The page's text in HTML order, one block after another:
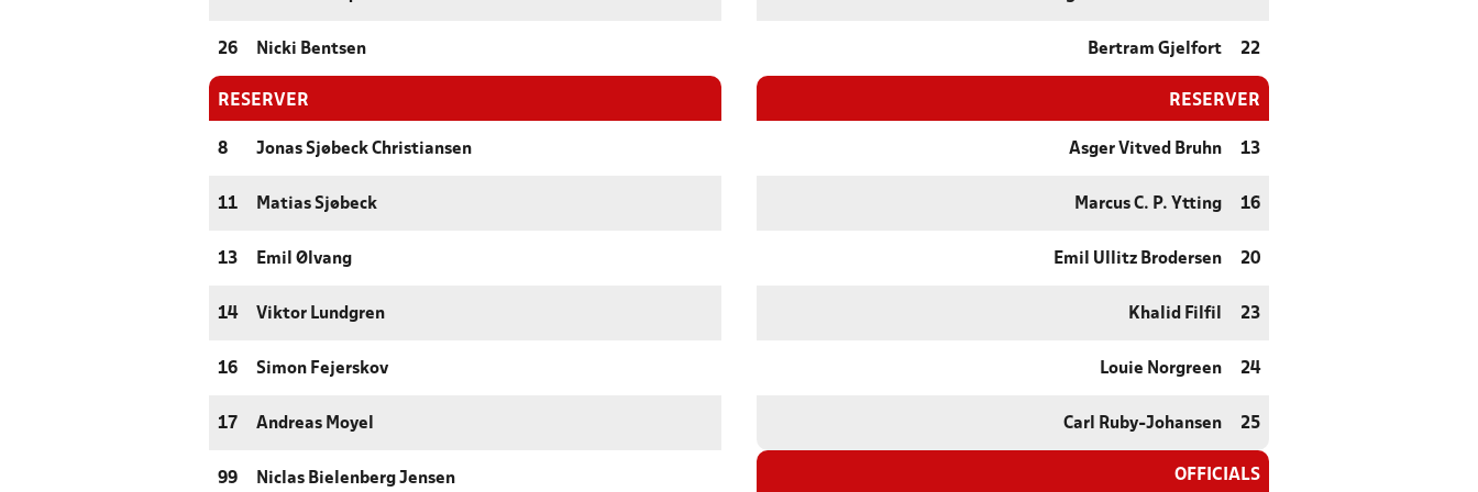
26 Nicki Bentsen
RESERVER
8 Jonas Sjøbeck Christiansen
11 Matias Sjøbeck
13 Emil Ølvang
14 Viktor Lundgren
16 Simon Fejerskov
17 Andreas Moyel
99 Niclas Bielenberg Jensen
Bertram Gjelfort 22
RESERVER
Asger Vitved Bruhn 13
Marcus C. P. Ytting 16
Emil Ullitz Brodersen 20
Khalid Filfil 23
Louie Norgreen 24
Carl Ruby-Johansen 25
OFFICIALS